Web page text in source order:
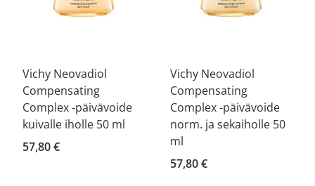
Vichy Neovadiol
Compensating
Complex -päivävoide
kuivalle iholle 50 ml
57,80 €
Vichy Neovadiol
Compensating
Complex -päivävoide
norm. ja sekaiholle 50
ml
57,80 €